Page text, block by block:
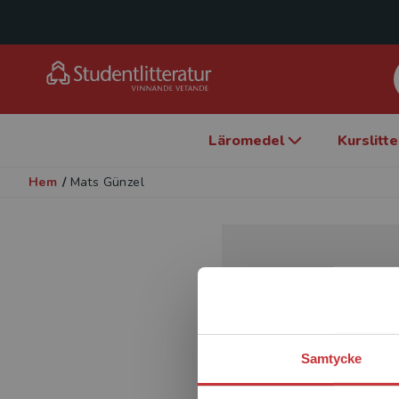
Samtycke
Läromedel
Hem / Mats Günzel